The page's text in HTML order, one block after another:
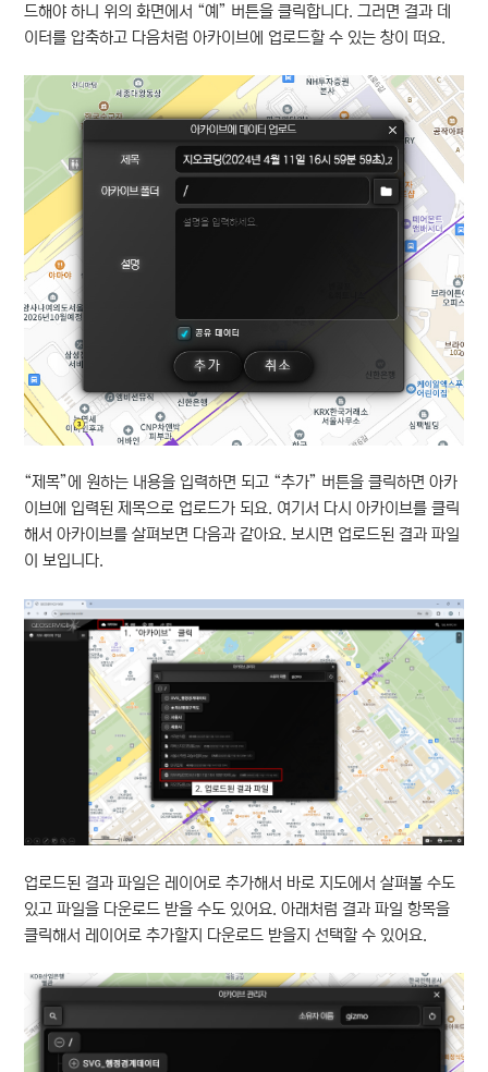
드해야 하니 위의 화면에서 “예” 버튼을 클릭합니다. 그러면 결과 데
이터를 압축하고 다음처럼 아카이브에 업로드할 수 있는 창이 떠요.
“제목”에 원하는 내용을 입력하면 되고 “추가” 버튼을 클릭하면 아카
이브에 입력된 제목으로 업로드가 되요. 여기서 다시 아카이브를 클릭
해서 아카이브를 살펴보면 다음과 같아요. 보시면 업로드된 결과 파일
이 보입니다.
업로드된 결과 파일은 레이어로 추가해서 바로 지도에서 살펴볼 수도
있고 파일을 다운로드 받을 수도 있어요. 아래처럼 결과 파일 항목을
클릭해서 레이어로 추가할지 다운로드 받을지 선택할 수 있어요.